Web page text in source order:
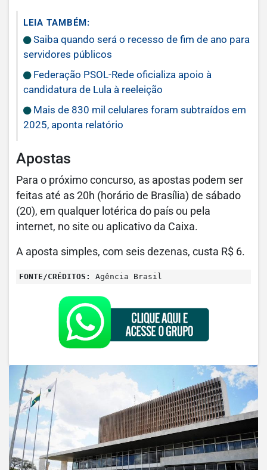
LEIA TAMBÉM:
Saiba quando será o recesso de fim de ano para
servidores públicos
Federação PSOL-Rede oficializa apoio à
candidatura de Lula à reeleição
Mais de 830 mil celulares foram subtraídos em
2025, aponta relatório
Apostas
Para o próximo concurso, as apostas podem ser
feitas até as 20h (horário de Brasília) de sábado
(20), em qualquer lotérica do país ou pela
internet, no site ou aplicativo da Caixa.
A aposta simples, com seis dezenas, custa R$ 6.
FONTE/CRÉDITOS: Agência Brasil